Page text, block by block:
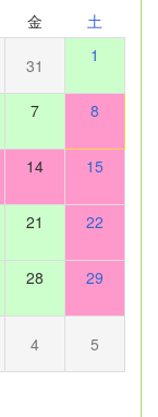
金 土
31 1
7 8
14 15
21 22
28 29
4 5